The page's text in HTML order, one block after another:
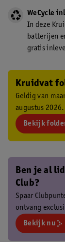
WeCycle
In deze
batterijen
gratis
Kruidvat
Geldig van
augustus 2026.
Bekijk
Ben je al
Club?
Spaar
ontvang
Bekijk nu